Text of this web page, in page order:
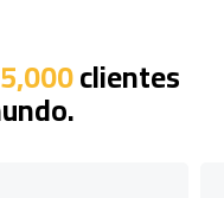
clientes